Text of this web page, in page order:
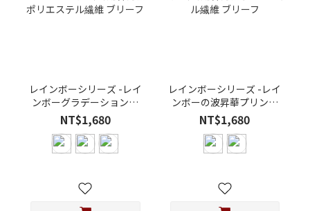
レインボーシリーズ -レイ
ンボーグラデーション昇
華プリントウエストバン
ドメンズ 3Dブルジング 冷
却用弾力性ポリエステル
繊維 ブリーフ
NT$1,680
レインボーシリーズ -レイ
ンボーの波昇華プリント
ウエストバンドメンズ 3D
ブルジング 冷却用弾力性
ポリエステル繊維 ブリー
フ
NT$1,680